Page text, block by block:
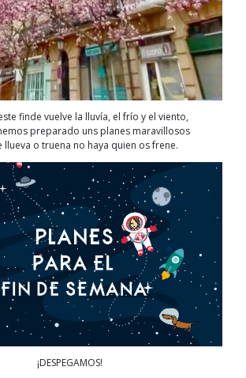
finde vuelve la lluvía, el frío y el viento,
preparado uns planes maravillosos
llueva o truena no haya quien os frene.
¡DESPEGAMOS!